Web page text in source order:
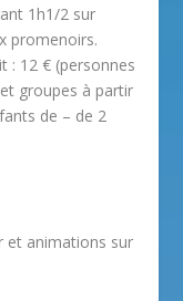
1h1/2 sur
promenoirs.
: 12 € (personnes
groupes à partir
de – de 2
et animations sur